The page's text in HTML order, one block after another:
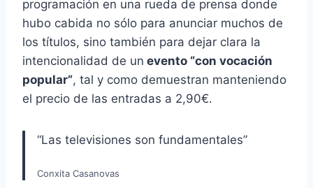
programación en una rueda de prensa donde
hubo cabida no sólo para anunciar muchos de
los títulos, sino también para dejar clara la
intencionalidad de un evento “con vocación
popular”, tal y como demuestran manteniendo
el precio de las entradas a 2,90€.
“Las televisiones son fundamentales”
Conxita Casanovas